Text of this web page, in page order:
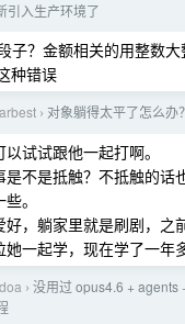
引入生产环境了
子？金额相关的用整数
种错误
› 对象躺得太平了怎么办？
试试跟他一起打啊。
不是抵触？不抵触的话
。
，躺家里就是刷剧，之
一起学，现在学了一年
› 没用过 opus4.6 + agents